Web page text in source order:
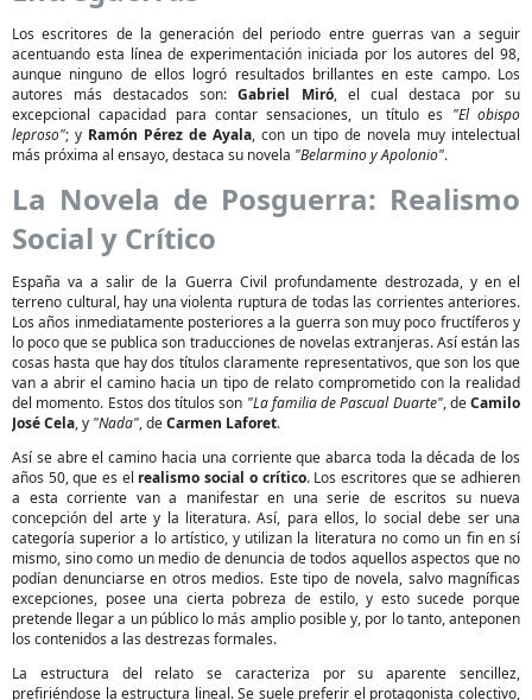
Los escritores de la generación del periodo entre guerras van a seguir
acentuando esta línea de experimentación iniciada por los autores del 98,
aunque ninguno de ellos logró resultados brillantes en este campo. Los
autores más destacados son:Gabriel Miró, el cual destaca por su
excepcional capacidad para contar sensaciones, un título es "El obispo
leproso"; y Ramón Pérez de Ayala, con un tipo de novela muy intelectual
más próxima al ensayo, destaca su novela "Belarmino y Apolonio".
La Novela de Posguerra: Realismo
Social y Crítico
España va a salir de la Guerra Civil profundamente destrozada, y en el
terreno cultural, hay una violenta ruptura de todas las corrientes anteriores.
Los años inmediatamente posteriores a la guerra son muy poco fructíferos y
lo poco que se publica son traducciones de novelas extranjeras. Así están las
cosas hasta que hay dos títulos claramente representativos, que son los que
van a abrir el camino hacia un tipo de relato comprometido con la realidad
del momento. Estos dos títulos son "La familia de Pascual Duarte", deCamilo
José Cela, y "Nada", deCarmen Laforet.
Así se abre el camino hacia una corriente que abarca toda la década de los
años 50, que es el realismo social o crítico. Los escritores que se adhieren
a esta corriente van a manifestar en una serie de escritos su nueva
concepción del arte y la literatura. Así, para ellos, lo social debe ser una
categoría superior a lo artístico, y utilizan la literatura no como un fin en sí
mismo, sino como un medio de denuncia de todos aquellos aspectos que no
podían denunciarse en otros medios. Este tipo de novela, salvo magníficas
excepciones, posee una cierta pobreza de estilo, y esto sucede porque
pretende llegar a un público lo más amplio posible y, por lo tanto, anteponen
los contenidos a las destrezas formales.
La estructura del relato se caracteriza por su aparente sencillez,
prefiriéndose la estructura lineal. Se suele preferir el protagonista colectivo,